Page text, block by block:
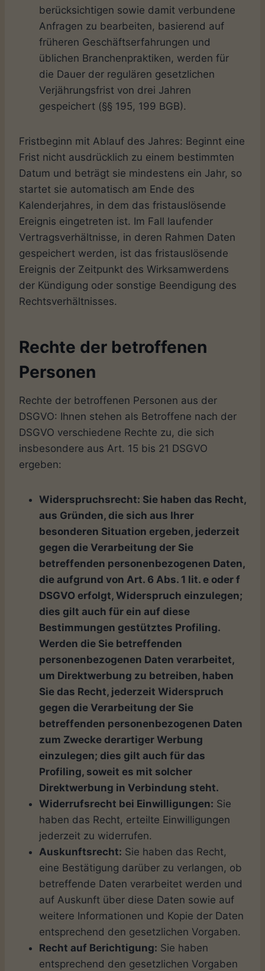
berücksichtigen sowie damit verbundene
Anfragen zu bearbeiten, basierend auf
früheren Geschäftserfahrungen und
üblichen Branchenpraktiken, werden für
die Dauer der regulären gesetzlichen
Verjährungsfrist von drei Jahren
gespeichert (§§ 195, 199 BGB).
Fristbeginn mit Ablauf des Jahres: Beginnt eine
Frist nicht ausdrücklich zu einem bestimmten
Datum und beträgt sie mindestens ein Jahr, so
startet sie automatisch am Ende des
Kalenderjahres, in dem das fristauslösende
Ereignis eingetreten ist. Im Fall laufender
Vertragsverhältnisse, in deren Rahmen Daten
gespeichert werden, ist das fristauslösende
Ereignis der Zeitpunkt des Wirksamwerdens
der Kündigung oder sonstige Beendigung des
Rechtsverhältnisses.
Rechte der betroffenen
Personen
Rechte der betroffenen Personen aus der
DSGVO: Ihnen stehen als Betroffene nach der
DSGVO verschiedene Rechte zu, die sich
insbesondere aus Art. 15 bis 21 DSGVO
ergeben:
Widerspruchsrecht: Sie haben das Recht,
aus Gründen, die sich aus Ihrer
besonderen Situation ergeben, jederzeit
gegen die Verarbeitung der Sie
betreffenden personenbezogenen Daten,
die aufgrund von Art. 6 Abs. 1 lit. e oder f
DSGVO erfolgt, Widerspruch einzulegen;
dies gilt auch für ein auf diese
Bestimmungen gestütztes Profiling.
Werden die Sie betreffenden
personenbezogenen Daten verarbeitet,
um Direktwerbung zu betreiben, haben
Sie das Recht, jederzeit Widerspruch
gegen die Verarbeitung der Sie
betreffenden personenbezogenen Daten
zum Zwecke derartiger Werbung
einzulegen; dies gilt auch für das
Profiling, soweit es mit solcher
Direktwerbung in Verbindung steht.
Widerrufsrecht bei Einwilligungen: Sie
haben das Recht, erteilte Einwilligungen
jederzeit zu widerrufen.
Auskunftsrecht: Sie haben das Recht,
eine Bestätigung darüber zu verlangen, ob
betreffende Daten verarbeitet werden und
auf Auskunft über diese Daten sowie auf
weitere Informationen und Kopie der Daten
entsprechend den gesetzlichen Vorgaben.
Recht auf Berichtigung: Sie haben
entsprechend den gesetzlichen Vorgaben